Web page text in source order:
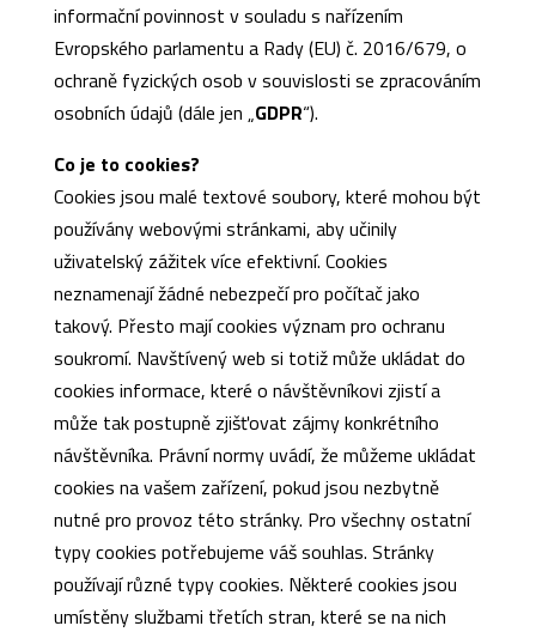
informační povinnost v souladu s nařízením
Evropského parlamentu a Rady (EU) č. 2016/679, o
ochraně fyzických osob v souvislosti se zpracováním
osobních údajů (dále jen „GDPR“).
Co je to cookies?
Cookies jsou malé textové soubory, které mohou být
používány webovými stránkami, aby učinily
uživatelský zážitek více efektivní. Cookies
neznamenají žádné nebezpečí pro počítač jako
takový. Přesto mají cookies význam pro ochranu
soukromí. Navštívený web si totiž může ukládat do
cookies informace, které o návštěvníkovi zjistí a
může tak postupně zjišťovat zájmy konkrétního
návštěvníka. Právní normy uvádí, že můžeme ukládat
cookies na vašem zařízení, pokud jsou nezbytně
nutné pro provoz této stránky. Pro všechny ostatní
typy cookies potřebujeme váš souhlas. Stránky
používají různé typy cookies. Některé cookies jsou
umístěny službami třetích stran, které se na nich